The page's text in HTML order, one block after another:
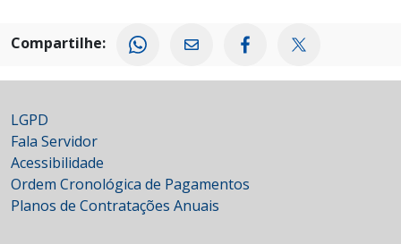
Compartilhe:
LGPD
Fala Servidor
Acessibilidade
Ordem Cronológica de Pagamentos
Planos de Contratações Anuais